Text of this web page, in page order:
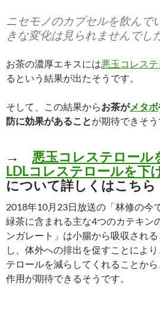
ニセモノのカプセルを飲んで
きな変化は見られませんでし
お茶の濃厚エキスには悪玉コレス
るという結果が出たそうです。
そして、この結果からお茶がメタボ
防に効果があることが期待できそう
→ 悪玉コレステロール
LDLコレステロールを下
について詳しくはこちら
2018年10月23日放送の「林修の今
緑茶に含まれる主な4つのカテキン
ンガレート」は小腸から吸収され
し、体外への排出を促すことによ
テロールを減らしてくれることか
作用が期待できるそうです。